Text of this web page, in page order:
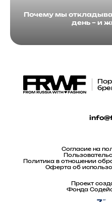
Почему мы
день – и
Согласие на
Политика в отношении
Оферта об
Проект
Фонда